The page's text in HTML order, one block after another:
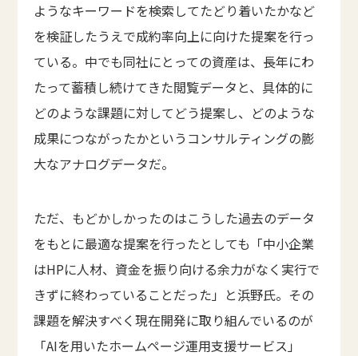
ようなキーワードを検索してたどり着いたかなど
を検証したうえで成約率向上に向けた提案を行っ
ている。中でも同社にとっての資産は、長年にわ
たって蓄積し続けてきた閲覧データと、具体的に
どのような課題に対してどう提案し、どのような
成果につながったかというコンサルティングの膨
大なアナログデータだ。
ただ、もどかしかったのはこうした過去のデータ
をもとに最適な提案を行ったとしても「中小企業
はHPに人材、資金を振り向ける余力がなく実行で
きずに終わっていることだった」と浜野氏。その
課題を解決すべく現在開発に取り組んでいるのが
「AIを用いたホームページ運用支援サービス」